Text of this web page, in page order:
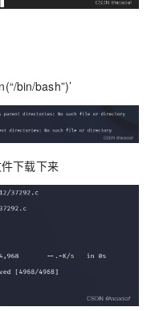
bin/bash”)’
下载下来